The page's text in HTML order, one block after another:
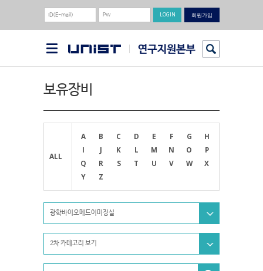
회원가입
보유장비
ALL
A B C D E F G
H
I
J K L M N O
P
Q
R S T U V W
X
Y
Z
광학바이오메드이미징실
2차 카테고리 보기